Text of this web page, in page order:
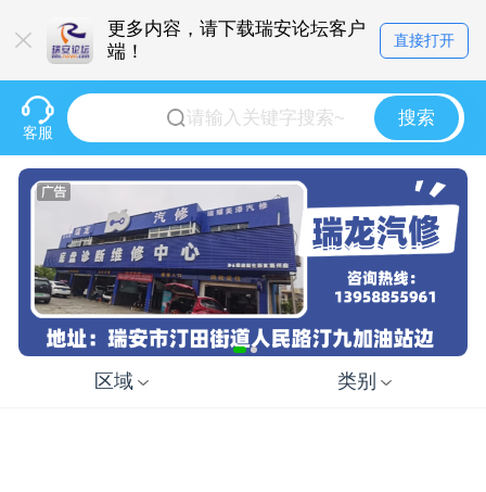
更多内容，请下载瑞安论坛客户
端！
直接打开
客服
搜索
区域 类别